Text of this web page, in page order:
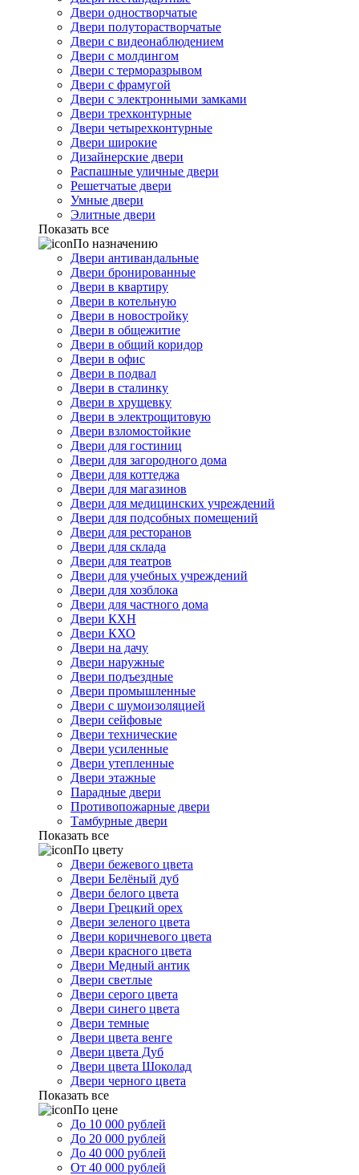
Двери одностворчатые
Двери полуторастворчатые
Двери с видеонаблюдением
Двери с молдингом
Двери с терморазрывом
Двери с фрамугой
Двери с электронными замками
Двери трехконтурные
Двери четырехконтурные
Двери широкие
Дизайнерские двери
Распашные уличные двери
Решетчатые двери
Умные двери
Элитные двери
Показать все
По назначению
Двери антивандальные
Двери бронированные
Двери в квартиру
Двери в котельную
Двери в новостройку
Двери в общежитие
Двери в общий коридор
Двери в офис
Двери в подвал
Двери в сталинку
Двери в хрущевку
Двери в электрощитовую
Двери взломостойкие
Двери для гостиниц
Двери для загородного дома
Двери для коттеджа
Двери для магазинов
Двери для медицинских учреждений
Двери для подсобных помещений
Двери для ресторанов
Двери для склада
Двери для театров
Двери для учебных учреждений
Двери для хозблока
Двери для частного дома
Двери КХН
Двери КХО
Двери на дачу
Двери наружные
Двери подъездные
Двери промышленные
Двери с шумоизоляцией
Двери сейфовые
Двери технические
Двери усиленные
Двери утепленные
Двери этажные
Парадные двери
Противопожарные двери
Тамбурные двери
Показать все
По цвету
Двери бежевого цвета
Двери Белёный дуб
Двери белого цвета
Двери Грецкий орех
Двери зеленого цвета
Двери коричневого цвета
Двери красного цвета
Двери Медный антик
Двери светлые
Двери серого цвета
Двери синего цвета
Двери темные
Двери цвета венге
Двери цвета Дуб
Двери цвета Шоколад
Двери черного цвета
Показать все
По цене
До 10 000 рублей
До 20 000 рублей
До 40 000 рублей
От 40 000 рублей